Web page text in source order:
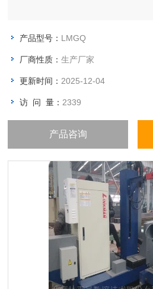
产品型号： LMGQ
厂商性质：生产厂家
更新时间： 2025-12-04
访 问 量： 2339
产品咨询